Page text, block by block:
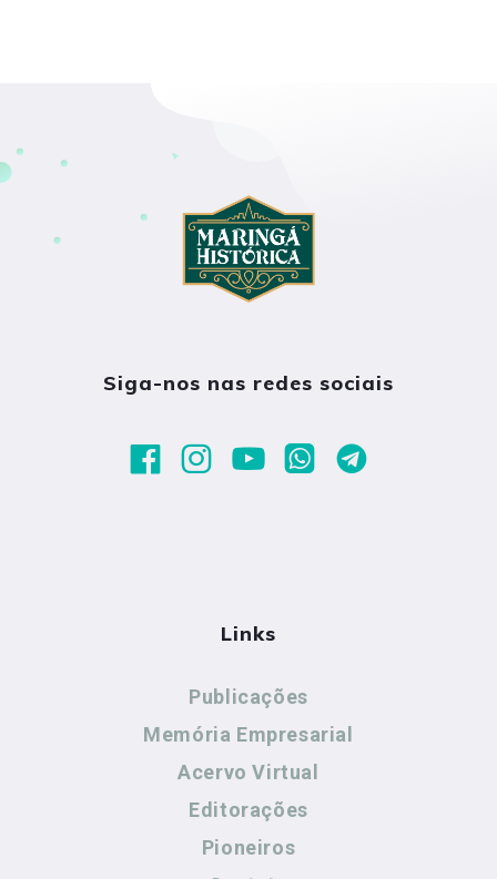
Siga-nos nas redes sociais
Links
Publicações
Memória Empresarial
Acervo Virtual
Editorações
Pioneiros